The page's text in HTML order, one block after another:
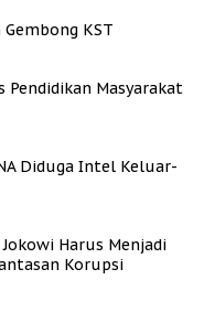
KST
Masyarakat
Diduga Intel Keluar-
Harus Menjadi
Korupsi